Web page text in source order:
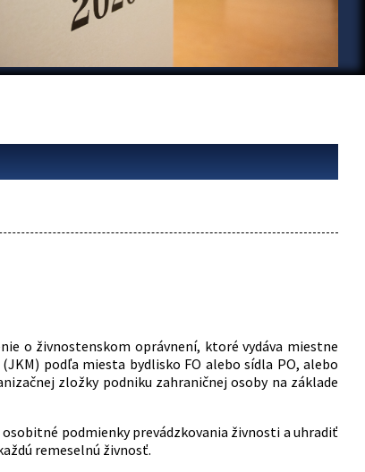
o živnostenskom oprávnení, ktoré vydáva miestne
podľa miesta bydlisko FO alebo sídla PO, alebo
zložky podniku zahraničnej osoby na základe
podmienky prevádzkovania živnosti a uhradiť
remeselnú živnosť.